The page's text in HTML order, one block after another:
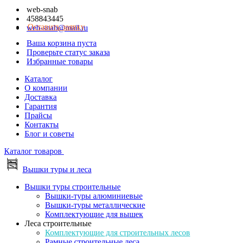
web-snab
458843445
web-snab@mail.ru
Оставить заявку
Ваша корзина пуста
Проверьте статус заказа
Избранные товары
Каталог
О компании
Доставка
Гарантия
Прайсы
Контакты
Блог и советы
Каталог товаров
Вышки туры и леса
Вышки туры строительные
Вышки-туры алюминиевые
Вышки-туры металлические
Комплектующие для вышек
Леса строительные
Комплектующие для строительных лесов